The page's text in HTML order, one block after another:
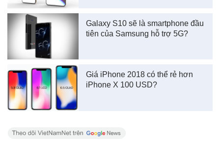
Galaxy S10 sẽ là smartphone đầu
tiên của Samsung hỗ trợ 5G?
Giá iPhone 2018 có thể rẻ hơn
iPhone X 100 USD?